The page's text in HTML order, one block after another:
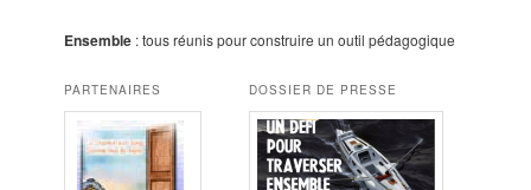
Ensemble : tous réunis pour construire un outil pédagogique
PARTENAIRES DOSSIER DE PRESSE